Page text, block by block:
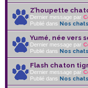
Z’houpette
Dernier message par
Publié dans Nos
Yumé, née vers
Dernier message par
Publié dans Nos
Flash chaton
Dernier message par
Publié dans Nos